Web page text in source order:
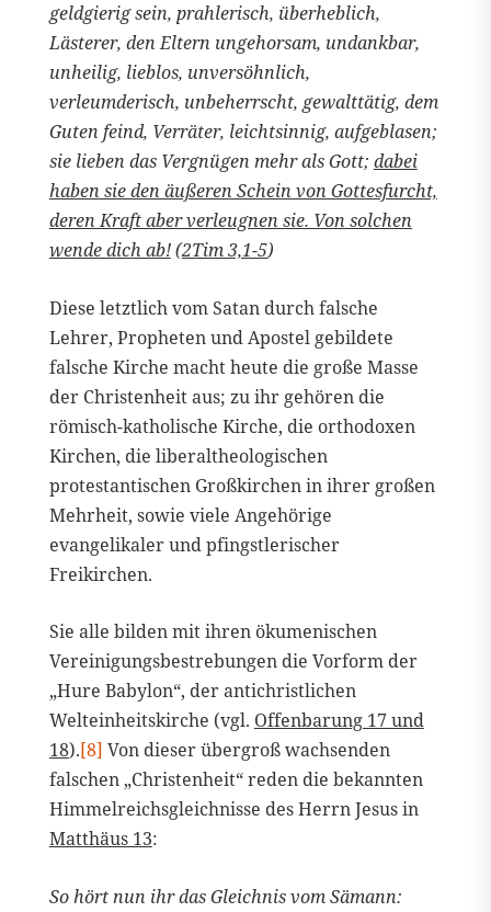
geldgierig sein, prahlerisch, überheblich,
Lästerer, den Eltern ungehorsam, undankbar,
unheilig, lieblos, unversöhnlich,
verleumderisch, unbeherrscht, gewalttätig, dem
Guten feind, Verräter, leichtsinnig, aufgeblasen;
sie lieben das Vergnügen mehr als Gott; dabei
haben sie den äußeren Schein von Gottesfurcht,
deren Kraft aber verleugnen sie. Von solchen
wende dich ab!(2Tim 3,1-5)
Diese letztlich vom Satan durch falsche
Lehrer, Propheten und Apostel gebildete
falsche Kirche macht heute die große Masse
der Christenheit aus; zu ihr gehören die
römisch-katholische Kirche, die orthodoxen
Kirchen, die liberaltheologischen
protestantischen Großkirchen in ihrer großen
Mehrheit, sowie viele Angehörige
evangelikaler und pfingstlerischer
Freikirchen.
Sie alle bilden mit ihren ökumenischen
Vereinigungsbestrebungen die Vorform der
„Hure Babylon“, der antichristlichen
Welteinheitskirche (vgl. Offenbarung 17 und
18).[8] Von dieser übergroß wachsenden
falschen „Christenheit“ reden die bekannten
Himmelreichsgleichnisse des Herrn Jesus in
Matthäus 13:
So hört nun ihr das Gleichnis vom Sämann: